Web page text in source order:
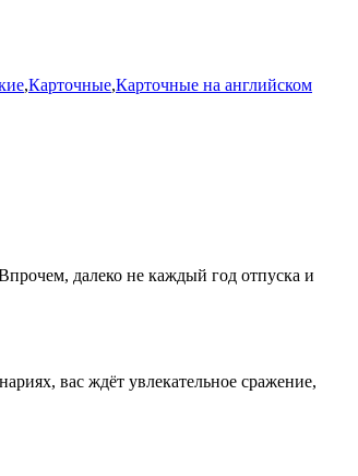
,Карточные,Карточные на английском
далеко не каждый год отпуска и
вас ждёт увлекательное сражение,